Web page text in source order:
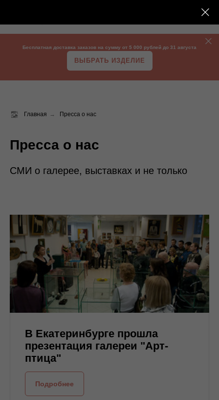
Бесплатная доставка заказов на сумму от 5 000 рублей до 31 августа
ВЫБРАТЬ ИЗДЕЛИЕ
Главная → Пресса о нас
Пресса о нас
СМИ о галерее, выставках и не только
В Екатеринбурге прошла
презентация галереи "Арт-
птица"
Подробнее